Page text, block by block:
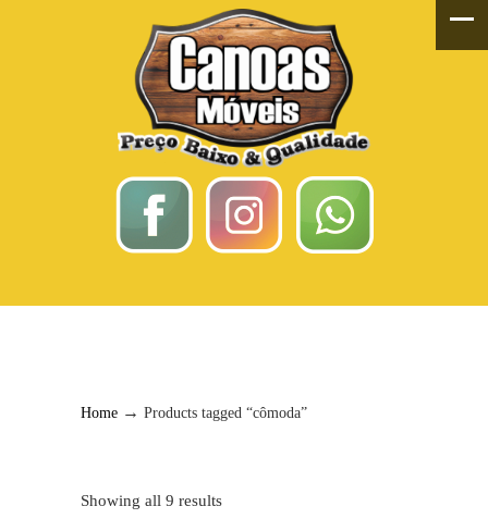
Home → Products tagged “cômoda”
Showing all 9 results